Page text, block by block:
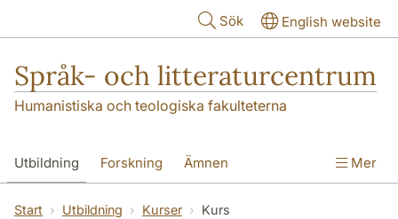
Sök English website
Språk- och litteraturcentrum
Humanistiska och teologiska fakulteterna
Utbildning Forskning Ämnen
SOL-husen Kontakt Institutionen
Mer
Start Utbildning Kurser
Kurs